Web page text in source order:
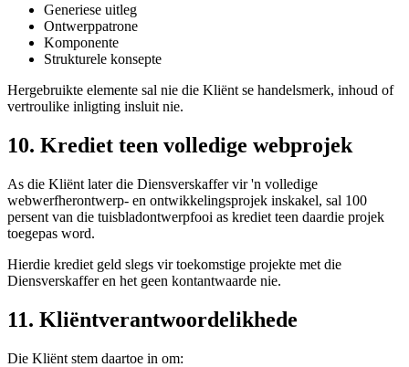
Generiese uitleg
Ontwerppatrone
Komponente
Strukturele konsepte
Hergebruikte elemente sal nie die Kliënt se handelsmerk, inhoud of
vertroulike inligting insluit nie.
10. Krediet teen volledige webprojek
As die Kliënt later die Diensverskaffer vir 'n volledige
webwerfherontwerp- en ontwikkelingsprojek inskakel, sal 100
persent van die tuisbladontwerpfooi as krediet teen daardie projek
toegepas word.
Hierdie krediet geld slegs vir toekomstige projekte met die
Diensverskaffer en het geen kontantwaarde nie.
11. Kliëntverantwoordelikhede
Die Kliënt stem daartoe in om: